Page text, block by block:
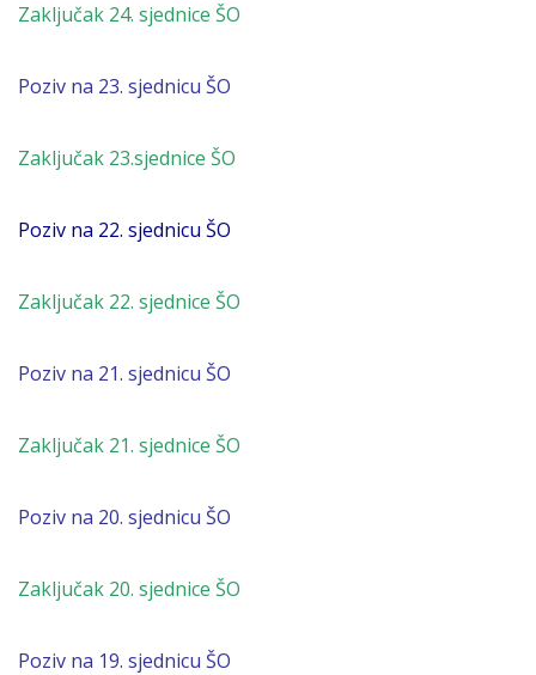
Zaključak 24. sjednice ŠO
Poziv na 23. sjednicu ŠO
Zaključak 23.sjednice ŠO
Poziv na 22. sjednicu ŠO
Zaključak 22. sjednice ŠO
Poziv na 21. sjednicu ŠO
Zaključak 21. sjednice ŠO
Poziv na 20. sjednicu ŠO
Zaključak 20. sjednice ŠO
Poziv na 19. sjednicu ŠO